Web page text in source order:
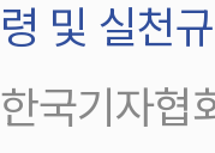
령 및 실천
한국기자협